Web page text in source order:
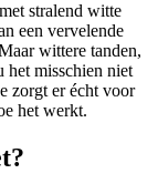
stralend witte
een vervelende
wittere tanden,
het misschien niet
zorgt er écht voor
het werkt.